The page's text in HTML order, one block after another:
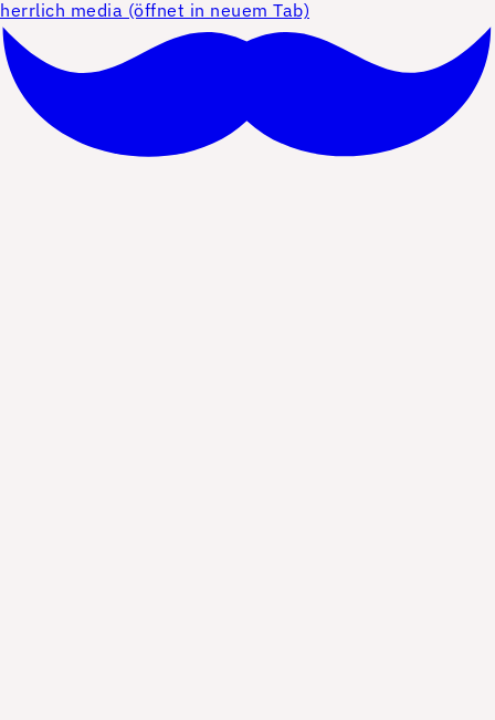
herrlich media (öffnet in neuem Tab)